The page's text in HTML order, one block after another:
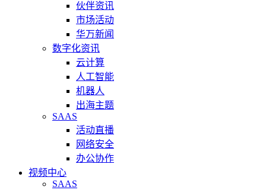
伙伴资讯
市场活动
华万新闻
数字化资讯
云计算
人工智能
机器人
出海主题
SAAS
活动直播
网络安全
办公协作
视频中心
SAAS